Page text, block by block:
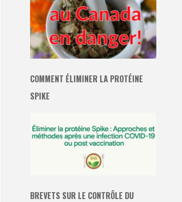
COMMENT ÉLIMINER LA PROTÉINE
SPIKE
BREVETS SUR LE CONTRÔLE DU